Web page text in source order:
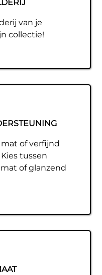
van je
collectie!
of verfijnd
tussen
of glanzend